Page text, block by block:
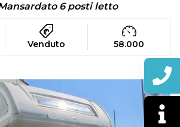
6 posti letto
Venduto 58.000